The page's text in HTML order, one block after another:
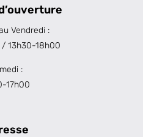
Vendredi :
13h30-18h00
:
17h00